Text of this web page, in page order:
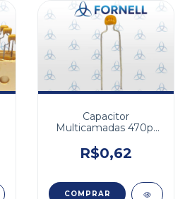
Capacitor
Multicamadas 470pf
R$0,62